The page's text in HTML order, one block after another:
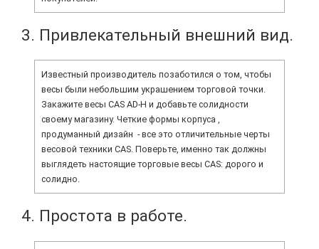
3. Привлекательный внешний вид.
Известный производитель позаботился о том, чтобы
весы были небольшим украшением торговой точки.
Закажите весы CAS AD-H и добавьте солидности
своему магазину. Четкие формы корпуса ,
продуманный дизайн - все это отличительные черты
весовой техники CAS. Поверьте, именно так должны
выглядеть настоящие торговые весы CAS: дорого и
солидно.
4. Простота в работе.